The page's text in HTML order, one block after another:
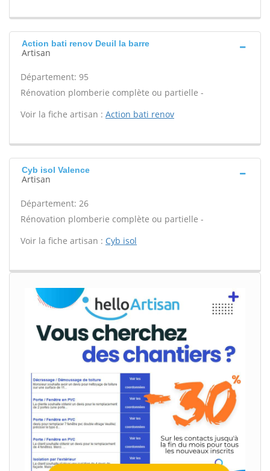
Action bati renov Deuil la barre
Artisan
Département: 95
Rénovation plomberie complète ou partielle -
Voir la fiche artisan : Action bati renov
Cyb isol Valence
Artisan
Département: 26
Rénovation plomberie complète ou partielle -
Voir la fiche artisan : Cyb isol